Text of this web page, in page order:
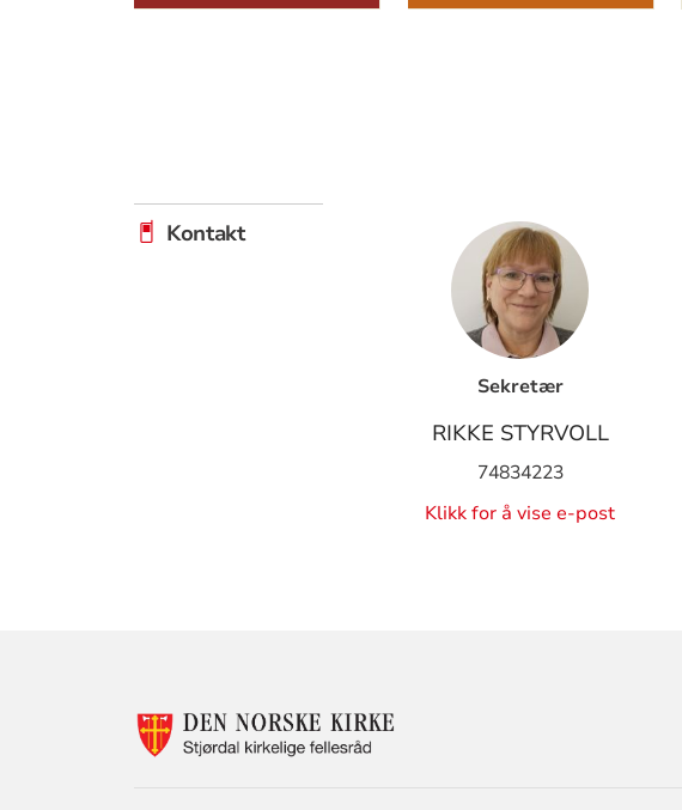
Kontakt
Sekretær
RIKKE STYRVOLL
74834223
Klikk for å vise e-post